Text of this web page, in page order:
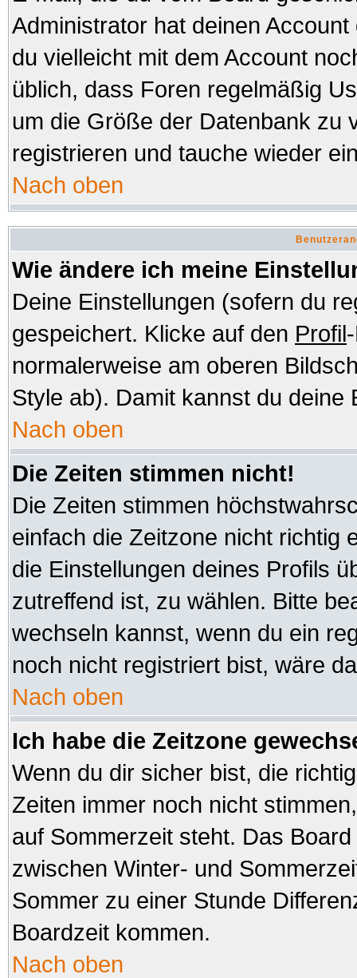
Administrator hat deinen
du vielleicht mit dem Account
üblich, dass Foren regelmäßig
um die Größe der Datenbank zu
registrieren und tauche wieder
Nach oben
Wie ändere ich meine
Deine Einstellungen (sofern du
gespeichert. Klicke auf den Profil
normalerweise am oberen
Style ab). Damit kannst du deine
Nach oben
Die Zeiten stimmen nicht!
Die Zeiten stimmen
einfach die Zeitzone nicht richtig
die Einstellungen deines Profils
zutreffend ist, zu wählen. Bitte
wechseln kannst, wenn du ein
noch nicht registriert bist, wäre
Nach oben
Ich habe die Zeitzone
Wenn du dir sicher bist, die
Zeiten immer noch nicht
auf Sommerzeit steht. Das
zwischen Winter- und
Sommer zu einer Stunde
Boardzeit kommen.
Nach oben